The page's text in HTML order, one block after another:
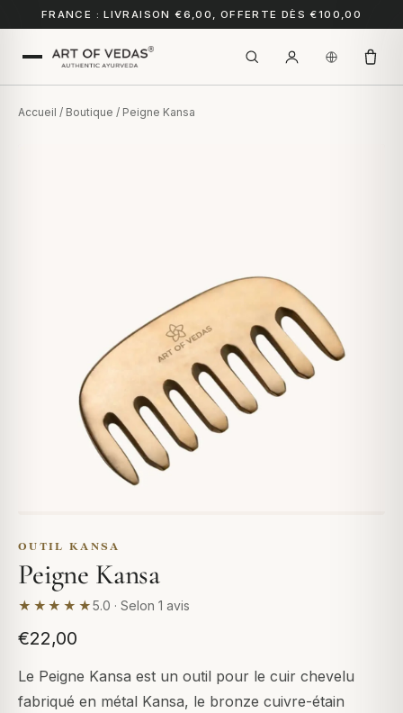
FRANCE : LIVRAISON €6,00, OFFERTE DÈS €100,00
Accueil / Boutique / Peigne Kansa
OUTIL KANSA
Peigne Kansa
★★★★★5.0 · Selon 1 avis
€22,00
Le Peigne Kansa est un outil pour le cuir chevelu
fabriqué en métal Kansa, le bronze cuivre-étain